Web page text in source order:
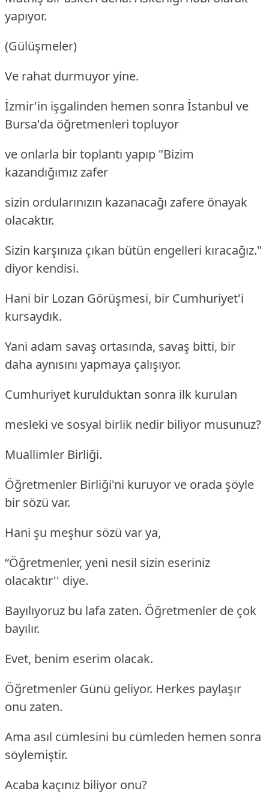
yapıyor.
(Gülüşmeler)
Ve rahat durmuyor yine.
İzmir'in işgalinden hemen sonra İstanbul ve
Bursa'da öğretmenleri topluyor
ve onlarla bir toplantı yapıp "Bizim
kazandığımız zafer
sizin ordularınızın kazanacağı zafere önayak
olacaktır.
Sizin karşınıza çıkan bütün engelleri kıracağız."
diyor kendisi.
Hani bir Lozan Görüşmesi, bir Cumhuriyet'i
kursaydık.
Yani adam savaş ortasında, savaş bitti, bir
daha aynısını yapmaya çalışıyor.
Cumhuriyet kurulduktan sonra ilk kurulan
mesleki ve sosyal birlik nedir biliyor musunuz?
Muallimler Birliği.
Öğretmenler Birliği'ni kuruyor ve orada şöyle
bir sözü var.
Hani şu meşhur sözü var ya,
“Öğretmenler, yeni nesil sizin eseriniz
olacaktır'' diye.
Bayılıyoruz bu lafa zaten. Öğretmenler de çok
bayılır.
Evet, benim eserim olacak.
Öğretmenler Günü geliyor. Herkes paylaşır
onu zaten.
Ama asıl cümlesini bu cümleden hemen sonra
söylemiştir.
Acaba kaçınız biliyor onu?